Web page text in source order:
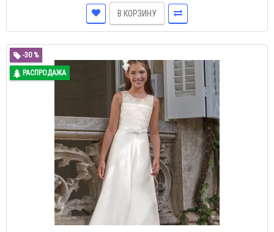
В КОРЗИНУ
-30 %
РАСПРОДАЖА